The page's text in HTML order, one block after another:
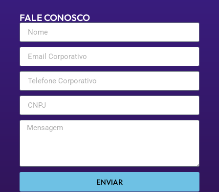
FALE CONOSCO
ENVIAR